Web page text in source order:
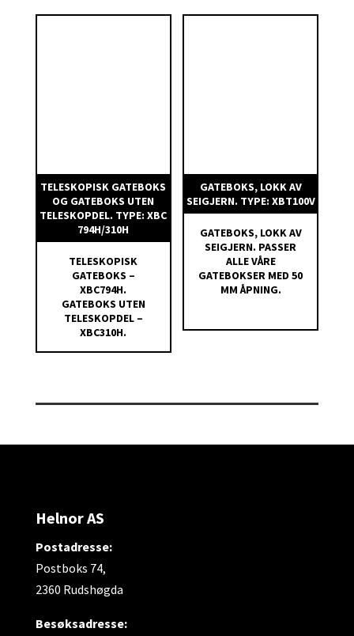
TELESKOPISK GATEBOKS
OG GATEBOKS UTEN
TELESKOPDEL. TYPE: XBC
794H/310H
TELESKOPISK
GATEBOKS –
XBC794H.
GATEBOKS UTEN
TELESKOPDEL –
XBC310H.
GATEBOKS, LOKK AV
SEIGJERN. TYPE: XBT100V
GATEBOKS, LOKK AV
SEIGJERN. PASSER
ALLE VÅRE
GATEBOKSER MED 50
MM ÅPNING.
Helnor AS
Postadresse:
Postboks 74,
2360 Rudshøgda
Besøksadresse: